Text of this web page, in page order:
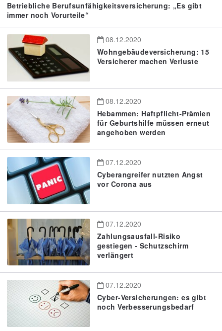
Betriebliche Berufsunfähigkeitsversicherung: „Es gibt
immer noch Vorurteile“
08.12.2020
Wohngebäudeversicherung: 15
Versicherer machen Verluste
08.12.2020
Hebammen: Haftpflicht-Prämien
für Geburtshilfe müssen erneut
angehoben werden
07.12.2020
Cyberangreifer nutzten Angst
vor Corona aus
07.12.2020
Zahlungsausfall-Risiko
gestiegen - Schutzschirm
verlängert
07.12.2020
Cyber-Versicherungen: es gibt
noch Verbesserungsbedarf